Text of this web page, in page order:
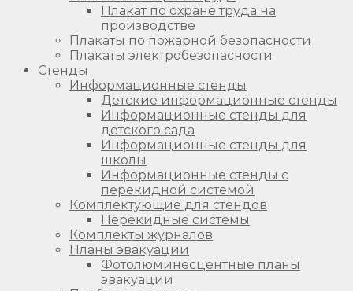
Плакат по охране труда на
производстве
Плакаты по пожарной безопасности
Плакаты электробезопасности
Стенды
Информационные стенды
Детские информационные стенды
Информационные стенды для
детского сада
Информационные стенды для
школы
Информационные стенды с
перекидной системой
Комплектующие для стендов
Перекидные системы
Комплекты журналов
Планы эвакуации
Фотолюминесцентные планы
эвакуации